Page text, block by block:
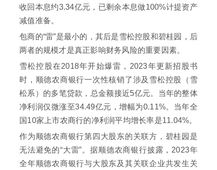
收回本息约3.34亿元，已剩余本息做100%计提资产
减值准备。
包商的“雷”是最小的，其后是雪松控股和碧桂园，后
两者的规模才是真正影响财务风险的重要因素。
雪松控股在2018年开始爆雷，2023年更新招股书
时，顺德农商银行一次性核销了涉及雪松控股（雪
松系）的多笔贷款，总金额接近5亿元。当年的整体
净利润仅微涨至34.49亿元，增幅为0.11%。当年全
国10家上市农商行的净利润平均增长率是11.04%。
作为顺德农商银行第四大股东的关联方，碧桂园是
无法避免的“大雷”。据顺德农商银行披露，2023年
全年顺德农商银行与大股东及其关联企业共发生关